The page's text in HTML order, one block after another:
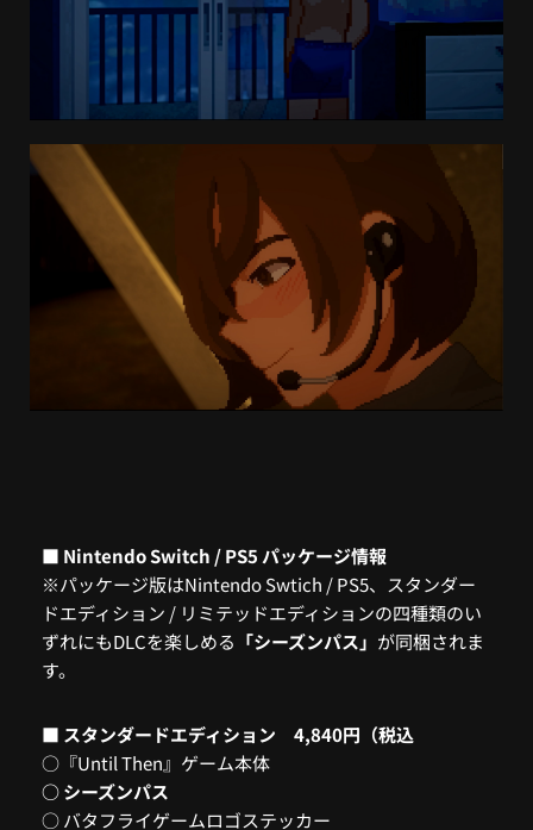
■ Nintendo Switch / PS5 パッケージ情報
※パッケージ版はNintendo Swtich / PS5、スタンダー
ドエディション / リミテッドエディションの四種類のい
ずれにもDLCを楽しめる 「シーズンパス」 が同梱されま
す。
■ スタンダードエディション 4,840円（税込
○『Until Then』ゲーム本体
○ シーズンパス
○ バタフライゲームロゴステッカー